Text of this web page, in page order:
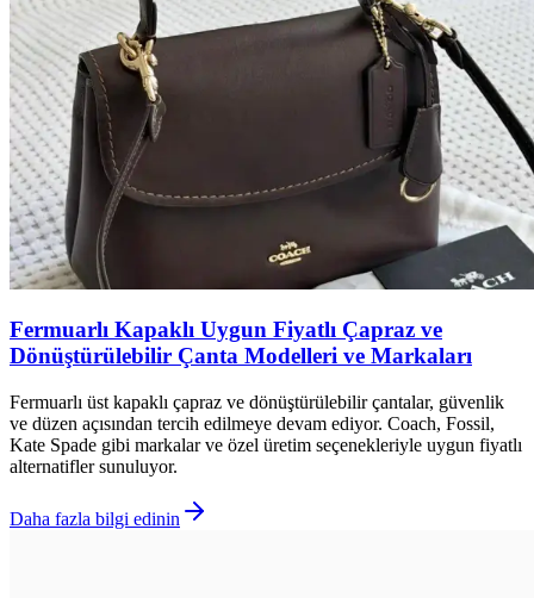
Fermuarlı Kapaklı Uygun Fiyatlı Çapraz ve
Dönüştürülebilir Çanta Modelleri ve Markaları
Fermuarlı üst kapaklı çapraz ve dönüştürülebilir çantalar, güvenlik
ve düzen açısından tercih edilmeye devam ediyor. Coach, Fossil,
Kate Spade gibi markalar ve özel üretim seçenekleriyle uygun fiyatlı
alternatifler sunuluyor.
Daha fazla bilgi edinin